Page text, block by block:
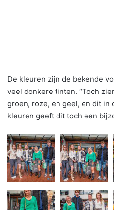
De kleuren zijn de bekende
veel donkere tinten. “Toch
groen, roze, en geel, en dit in
kleuren geeft dit toch een